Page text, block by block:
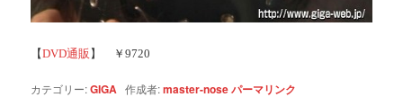
【DVD通販 】 ￥9720
カテゴリー:GIGA 作成者:master-noseパーマリンク